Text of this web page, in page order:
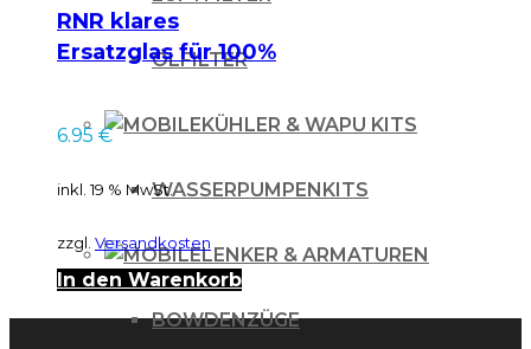
ÖLFILTER
KÜHLER & WAPU KITS
WASSERPUMPENKITS
LENKER & ARMATUREN
BOWDENZÜGE
RNR klares
Ersatzglas für 100%
Racecraft Brille
6.95 €
inkl. 19 % MwSt.
zzgl. Versandkosten
In den Warenkorb